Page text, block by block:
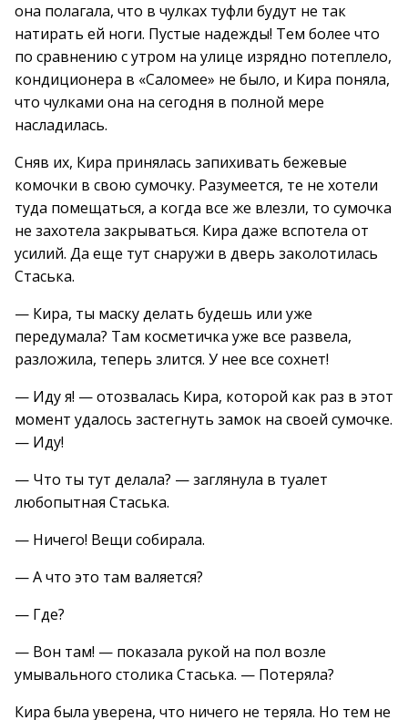
она полагала, что в чулках туфли будут не так
натирать ей ноги. Пустые надежды! Тем более что
по сравнению с утром на улице изрядно потеплело,
кондиционера в «Саломее» не было, и Кира поняла,
что чулками она на сегодня в полной мере
насладилась.
Сняв их, Кира принялась запихивать бежевые
комочки в свою сумочку. Разумеется, те не хотели
туда помещаться, а когда все же влезли, то сумочка
не захотела закрываться. Кира даже вспотела от
усилий. Да еще тут снаружи в дверь заколотилась
Стаська.
— Кира, ты маску делать будешь или уже
передумала? Там косметичка уже все развела,
разложила, теперь злится. У нее все сохнет!
— Иду я! — отозвалась Кира, которой как раз в этот
момент удалось застегнуть замок на своей сумочке.
— Иду!
— Что ты тут делала? — заглянула в туалет
любопытная Стаська.
— Ничего! Вещи собирала.
— А что это там валяется?
— Где?
— Вон там! — показала рукой на пол возле
умывального столика Стаська. — Потеряла?
Кира была уверена, что ничего не теряла. Но тем не